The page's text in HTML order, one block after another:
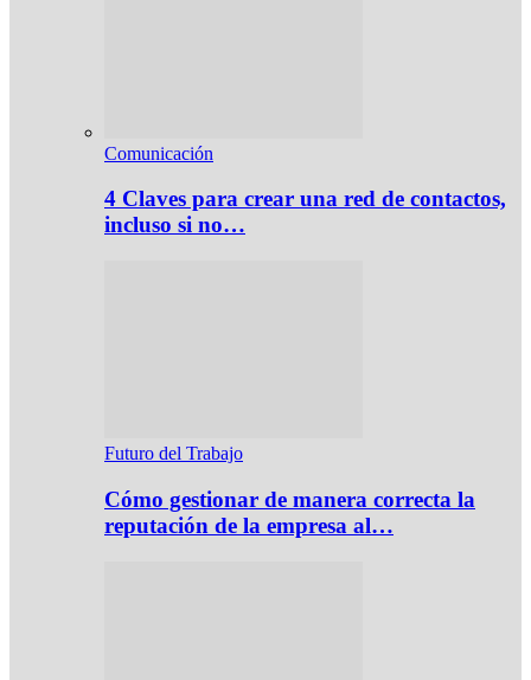
Comunicación
4 Claves para crear una red de contactos,
incluso si no…
Futuro del Trabajo
Cómo gestionar de manera correcta la
reputación de la empresa al…